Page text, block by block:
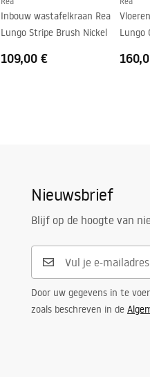
Inbouw wastafelkraan Rea
Lungo Stripe Brush Nickel
109,00 €
Lungo
Nieuwsbrief
Blijf op de hoogte van
Door uw gegevens in te
zoals beschreven in de